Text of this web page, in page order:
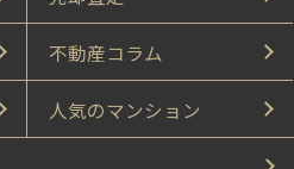
不動産コラム
人気のマンション